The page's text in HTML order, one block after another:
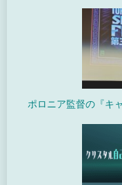
ポロニア監督の『キ